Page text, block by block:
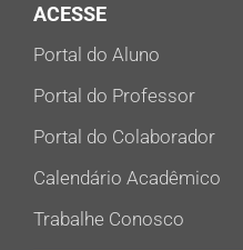
ACESSE
Portal do Aluno
Portal do Professor
Portal do Colaborador
Calendário Acadêmico
Trabalhe Conosco